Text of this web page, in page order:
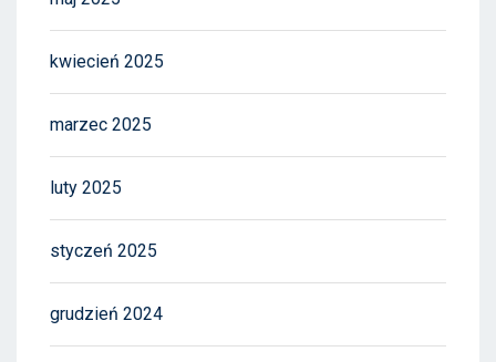
kwiecień 2025
marzec 2025
luty 2025
styczeń 2025
grudzień 2024